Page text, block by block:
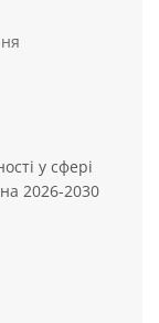
у сфері
2026-2030